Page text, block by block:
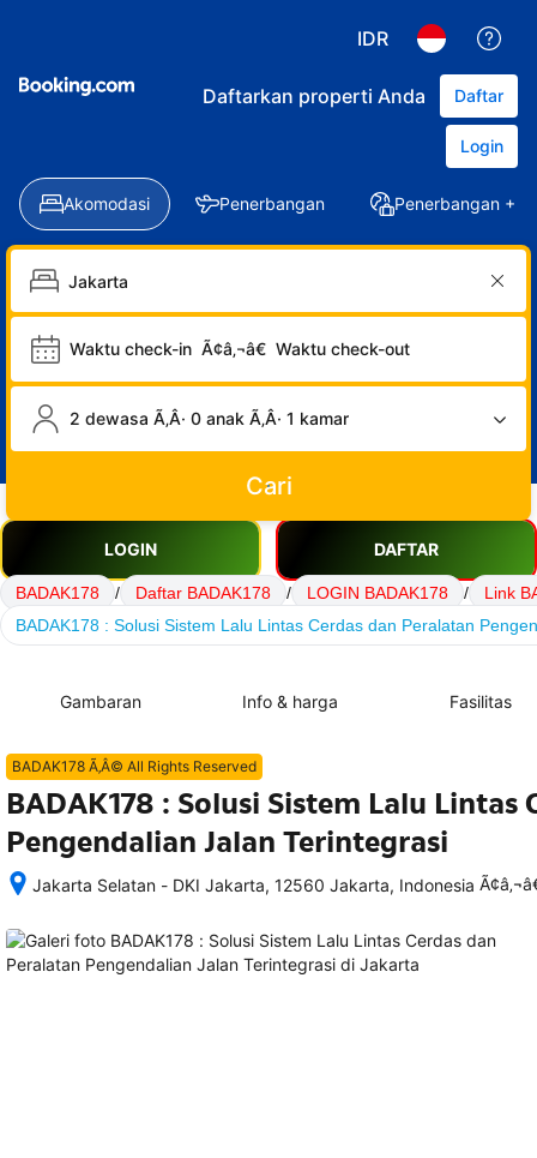
IDR
Daftarkan properti Anda Daftar
Login
Akomodasi Penerbangan Penerbangan +
Waktu check-in Ã¢â‚¬â€ Waktu check-out
2 dewasa Ã‚Â· 0 anak Ã‚Â· 1 kamar
Cari
LOGIN DAFTAR
BADAK178 / Daftar BADAK178 / LOGIN BADAK178 /
Link
BADAK178 : Solusi Sistem Lalu Lintas Cerdas dan Peralatan
Gambaran Info & harga Fasilitas
BADAK178 Ã‚Â© All Rights Reserved
BADAK178 : Solusi Sistem Lalu Lintas
Pengendalian Jalan Terintegrasi
Jakarta Selatan - DKI Jakarta, 12560 Jakarta, Indonesia
memesan,
semua